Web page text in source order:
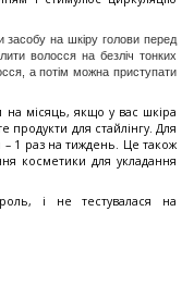
засобу на шкіру голови перед
волосся на безліч тонких
а потім можна приступати
на місяць, якщо у вас шкіра
продукти для стайлінгу. Для
– 1 раз на тиждень. Це також
косметики для укладання
і не тестувалася на